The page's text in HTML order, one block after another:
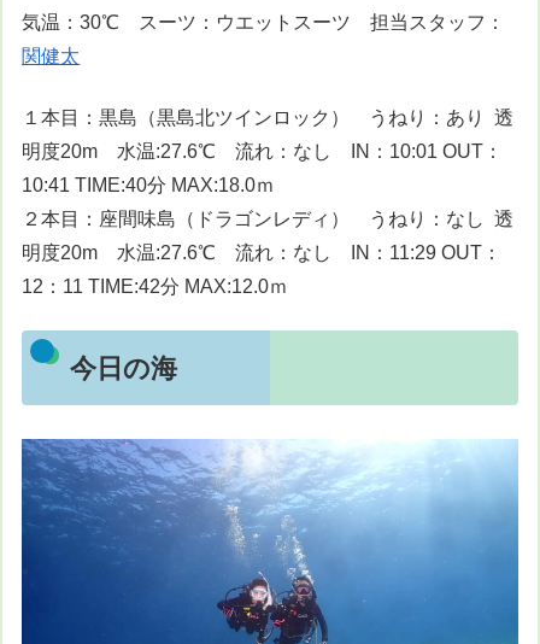
気温：30℃ スーツ：ウエットスーツ 担当スタッフ：
関健太
１本目：黒島（黒島北ツインロック） うねり：あり 透
明度20m 水温:27.6℃ 流れ：なし IN：10:01 OUT：
10:41 TIME:40分 MAX:18.0ｍ
２本目：座間味島（ドラゴンレディ） うねり：なし 透
明度20m 水温:27.6℃ 流れ：なし IN：11:29 OUT：
12：11 TIME:42分 MAX:12.0ｍ
今日の海